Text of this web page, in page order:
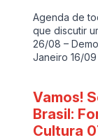
Agenda de
que discutir
26/08 –
Janeiro 16/
Vamos!
Brasil:
Cultura